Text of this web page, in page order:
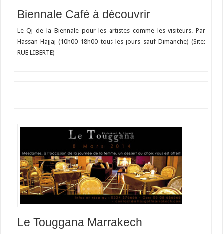
Biennale Café à découvrir
Le Qj de la Biennale pour les artistes comme les visiteurs. Par
Hassan Hajjaj (10h00-18h00 tous les jours sauf Dimanche) (Site:
RUE LIBERTE)
Le Touggana Marrakech